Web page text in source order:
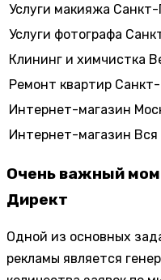
Услуги макияжа Санкт-
Услуги фотографа
Клининг и химчистка
Ремонт квартир
Интернет-магазин
Интернет-магазин Вся
Очень важный
Директ
Одной из основных
рекламы является